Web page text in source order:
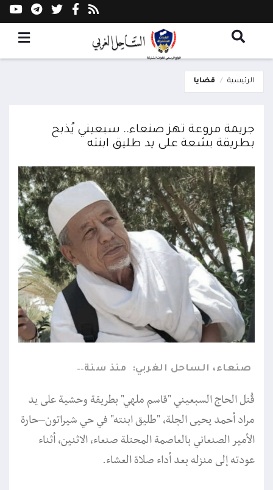
الرئيسية قضايا
جريمة مروعة تهز صنعاء.. سبعيني يُذبح
بطريقة بشعة على يد طليق ابنته
صنعاء، الساحل الغربي: منذ سنة
قُتل الحاج السبعيني "قاسم ملهي" بطريقة وحشية على يد
مراد أحمد يحيى الجلة، "طليق ابنته" في حي شيراتون–حارة
الأمير الصنعاني بالعاصمة المحتلة صنعاء، الاثنين، أثناء
عودته إلى منزله بعد أداء صلاة العشاء.